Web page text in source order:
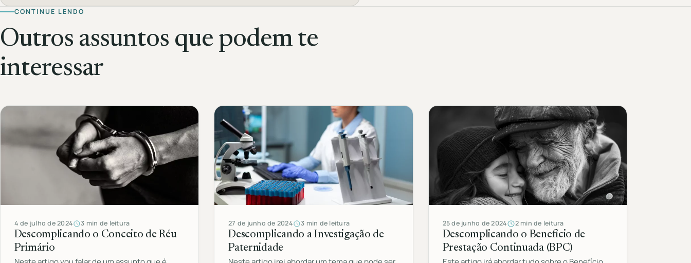
CONTINUE LENDO
Outros assuntos que podem te
interessar
4 de julho de 2024 3 min de leitura
Descomplicando o Conceito de Réu
Primário
27 de junho de 2024 3 min de leitura
Descomplicando a Investigação de
Paternidade
25 de junho de 2024 2 min de leitura
Descomplicando o Benefício de
Prestação Continuada (BPC)